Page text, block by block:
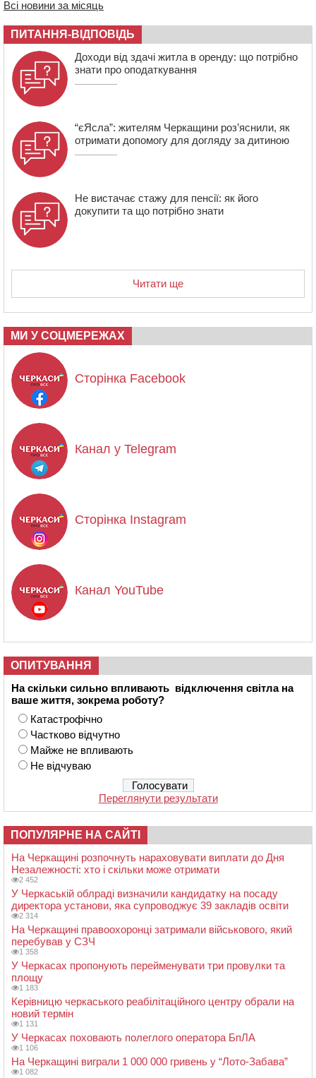
сплатили на Черкащині
06 СЕРПНЯ 2026, ЧЕТВЕР
21:13 Вісім медалей, з яких чотири золоті: черкаські
спортсмени тріумфували на чемпіонаті України
Всі новини за місяць
ПИТАННЯ-ВІДПОВІДЬ
Доходи від здачі житла в оренду: що потрібно
знати про оподаткування
“єЯсла”: жителям Черкащини роз’яснили, як
отримати допомогу для догляду за дитиною
Не вистачає стажу для пенсії: як його
докупити та що потрібно знати
Читати ще
МИ У СОЦМЕРЕЖАХ
Сторінка Facebook
Канал у Telegram
Сторінка Instagram
Канал YouTube
ОПИТУВАННЯ
На скільки сильно впливають відключення світла на
ваше життя, зокрема роботу?
Катастрофічно
Частково відчутно
Майже не впливають
Не відчуваю
Переглянути результати
ПОПУЛЯРНЕ НА САЙТІ
На Черкащині розпочнуть нараховувати виплати до Дня
Незалежності: хто і скільки може отримати
2 452
У Черкаській облраді визначили кандидатку на посаду
директора установи, яка супроводжує 39 закладів освіти
2 314
На Черкащині правоохоронці затримали військового, який
перебував у СЗЧ
1 358
У Черкасах пропонують перейменувати три провулки та
площу
1 183
Керівницю черкаського реабілітаційного центру обрали на
новий термін
1 131
У Черкасах поховають полеглого оператора БпЛА
1 106
На Черкащині виграли 1 000 000 гривень у “Лото-Забава”
1 082